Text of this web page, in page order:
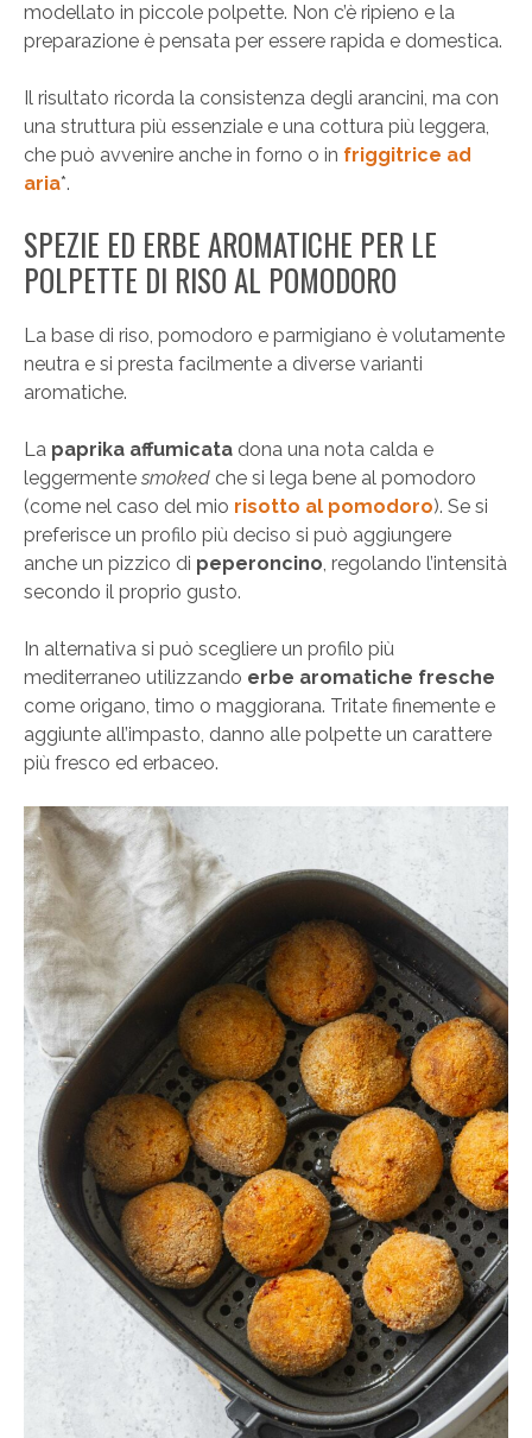
modellato in piccole polpette. Non c’è ripieno e la
preparazione è pensata per essere rapida e domestica.
Il risultato ricorda la consistenza degli arancini, ma con
una struttura più essenziale e una cottura più leggera,
che può avvenire anche in forno o in friggitrice ad
aria*.
SPEZIE ED ERBE AROMATICHE PER LE
POLPETTE DI RISO AL POMODORO
La base di riso, pomodoro e parmigiano è volutamente
neutra e si presta facilmente a diverse varianti
aromatiche.
La paprika affumicata dona una nota calda e
leggermente smoked che si lega bene al pomodoro
(come nel caso del mio risotto al pomodoro). Se si
preferisce un profilo più deciso si può aggiungere
anche un pizzico di peperoncino, regolando l’intensità
secondo il proprio gusto.
In alternativa si può scegliere un profilo più
mediterraneo utilizzando erbe aromatiche fresche
come origano, timo o maggiorana. Tritate finemente e
aggiunte all’impasto, danno alle polpette un carattere
più fresco ed erbaceo.